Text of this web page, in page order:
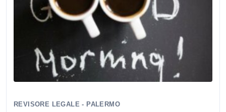
REVISORE LEGALE - PALERMO